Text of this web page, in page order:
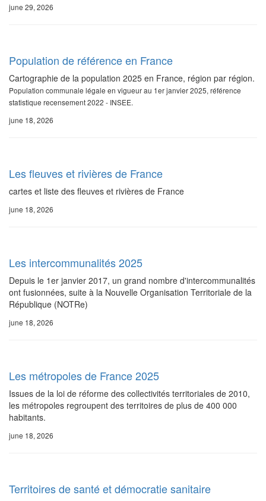
june 29, 2026
Population de référence en France
Cartographie de la population 2025 en France, région par région.
Population communale légale en vigueur au 1er janvier 2025, référence
statistique recensement 2022 - INSEE.
june 18, 2026
Les fleuves et rivières de France
cartes et liste des fleuves et rivières de France
june 18, 2026
Les intercommunalités 2025
Depuis le 1er janvier 2017, un grand nombre d'intercommunalités
ont fusionnées, suite à la Nouvelle Organisation Territoriale de la
République (NOTRe)
june 18, 2026
Les métropoles de France 2025
Issues de la loi de réforme des collectivités territoriales de 2010,
les métropoles regroupent des territoires de plus de 400 000
habitants.
june 18, 2026
Territoires de santé et démocratie sanitaire